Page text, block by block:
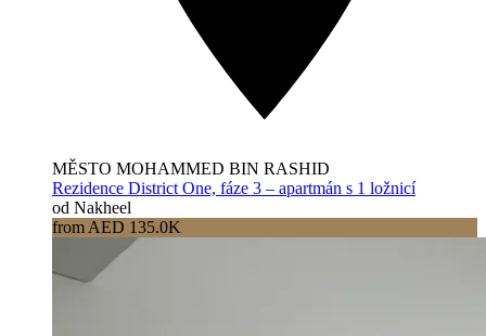
MĚSTO MOHAMMED BIN RASHID
Rezidence District One, fáze 3 – apartmán s 1 ložnicí
od Nakheel
from AED 135.0K